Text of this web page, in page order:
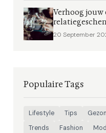
Verhoog jouw
20 September
Populaire Tags
Lifestyle Tips
Trends
Fashion